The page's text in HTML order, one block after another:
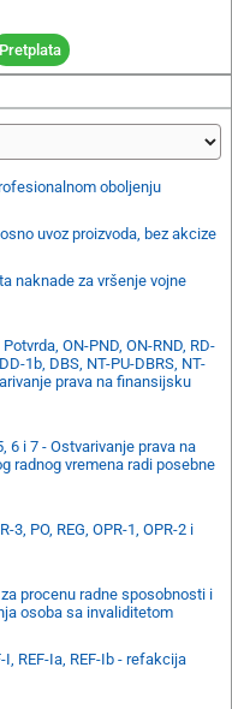
Pretplata
oboljenju
uvoz proizvoda, bez akcize
naknade za vršenje vojne
ON-PND, ON-RND, RD-
1b, DBS, NT-PU-DBRS, NT-
prava na finansijsku
6 i 7 - Ostvarivanje prava na
radnog vremena radi posebne
3, PO, REG, OPR-1, OPR-2 i
procenu radne sposobnosti i
osoba sa invaliditetom
I, REF-Ia, REF-Ib - refakcija